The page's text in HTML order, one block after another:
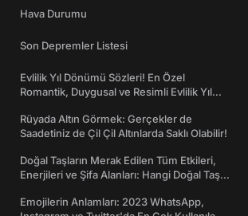
Hava Durumu
Son Depremler Listesi
Evlilik Yıl Dönümü Sözleri! En Özel
Romantik, Duygusal ve Resimli Evlilik Yıl
Rüyada Altın Görmek: Gerçekler de
Saadetiniz de Çil Çil Altınlarda Saklı Olabilir!
Doğal Taşların Merak Edilen Tüm Etkileri,
Enerjileri ve Şifa Alanları: Hangi Doğal Taş
Emojilerin Anlamları: 2023 WhatsApp,